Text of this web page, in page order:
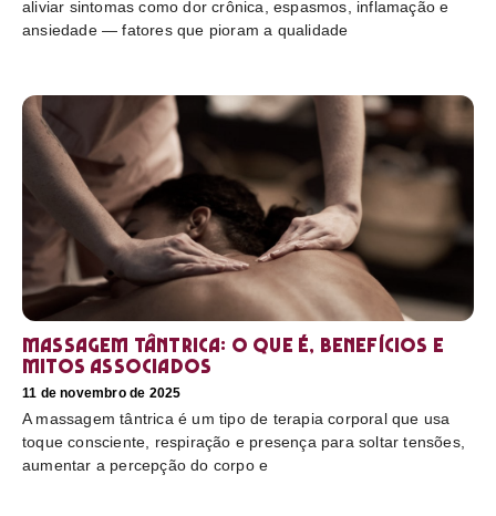
aliviar sintomas como dor crônica, espasmos, inflamação e
ansiedade — fatores que pioram a qualidade
Massagem tântrica: o que é, benefícios e
mitos associados
11 de novembro de 2025
A massagem tântrica é um tipo de terapia corporal que usa
toque consciente, respiração e presença para soltar tensões,
aumentar a percepção do corpo e